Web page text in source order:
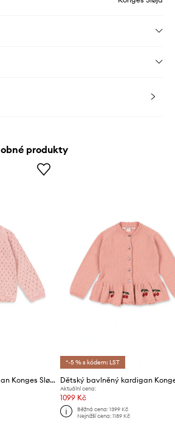
produkty
Dětský bavlněný kardigan Konges Sløjd HANNAH CARDIGAN
*-5 % s kódem: LST
Aktuální cena:
1099 Kč
Běžná cena: 1399 Kč
Nejnižší cena: 1189 Kč